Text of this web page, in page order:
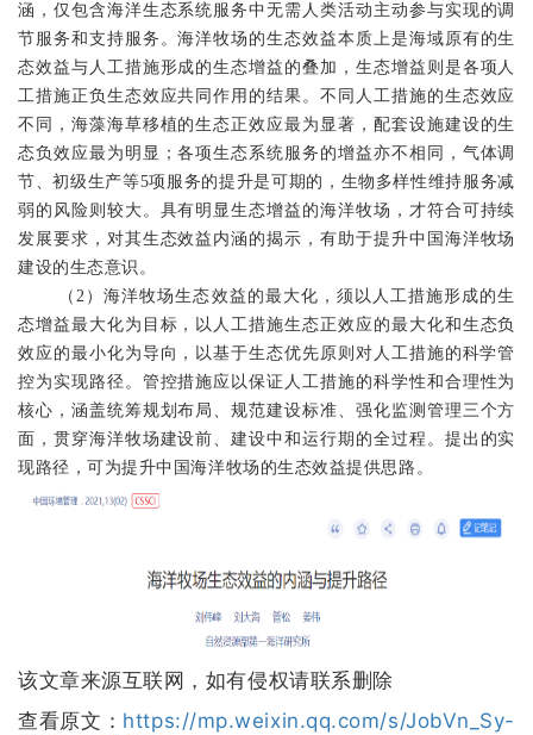
涵，仅包含海洋生态系统服务中无需人类活动主动参与实现的调
节服务和支持服务。海洋牧场 的生态效益本质上是海域原有的生
态效益与人工措施形成的生态增益的叠加，生态增益则是各项人
工措施正负生态效应共同作用的结果。不同人工措施的生态效应
不同，海藻海草移植的生态正效应最为显著，配套设施建设的生
态负效应最为明显；各项生态系统服务的增益亦不相同，气体调
节、初级生产等5项服务的提升是可期的，生物多样性维持服务减
弱的风险则较大。具有明显生态增益的海洋牧场，才符合可持续
发展要求，对其生态效益内涵的揭示，有助于提升中国海洋牧场
建设的生态意识。
（2 ）海洋牧场生态效益的最大化，须以人工措施形成的生
态增益最大化为目标，以人工措施生态正效应的最大化和生态负
效应的最小化为导向，以基于生态优先原则对人工措施的科学管
控为实现路径。 管控措施应以保证人工措施的科学性和合理性为
核心，涵盖统筹规划布局、规范建设标准、强化监测管理三个方
面，贯穿海洋牧场建设前、建设中和运行期的全过程。提出的实
现路径，可为提升中国海洋牧场的生态效益提供思路。
该文章来源互联网，如有侵权请联系删除
查看原文： https://mp.weixin.qq.com/s/JobVn_Sy-